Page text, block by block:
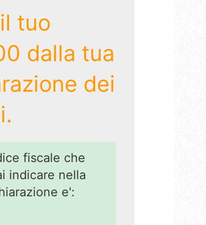
tuo
dalla tua
dei
fiscale che
indicare nella
e':